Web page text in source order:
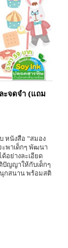
ะจดจำ (แถม
หนังสือ "สมอง
พาเด็กๆ พัฒนา
อย่างละเอียด
ปัญญาให้กับเด็กๆ
กสนาน พร้อมสติ